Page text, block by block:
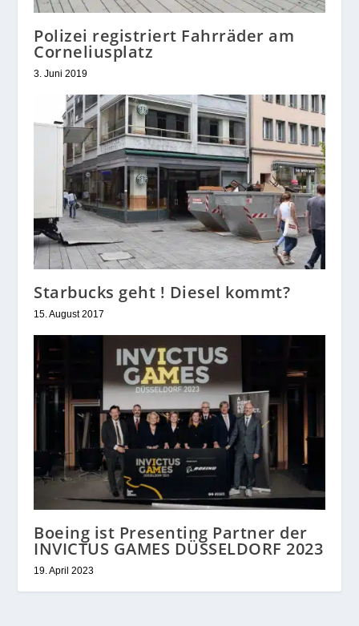
Polizei registriert Fahrräder am
Corneliusplatz
3. Juni 2019
Starbucks geht ! Diesel kommt?
15. August 2017
Boeing ist Presenting Partner der
INVICTUS GAMES DÜSSELDORF 2023
19. April 2023